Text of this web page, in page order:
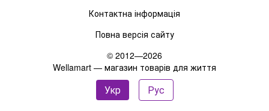
Контактна інформація
Повна версія сайту
© 2012—2026
Wellamart — магазин товарів для життя
Укр Рус